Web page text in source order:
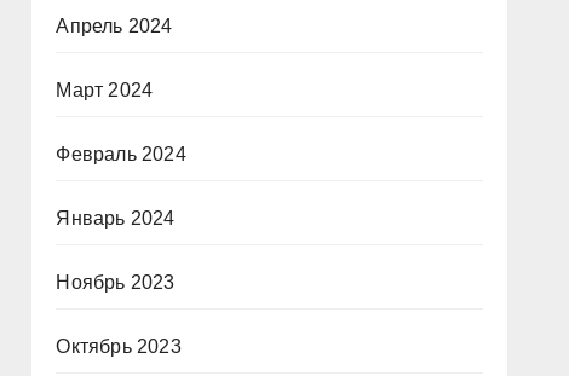
Апрель 2024
Март 2024
Февраль 2024
Январь 2024
Ноябрь 2023
Октябрь 2023